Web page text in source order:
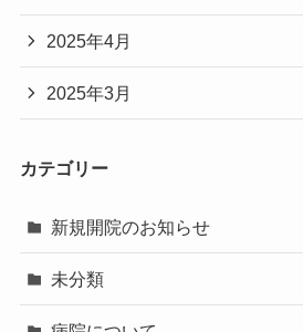
2025年4月
2025年3月
カテゴリー
新規開院のお知らせ
未分類